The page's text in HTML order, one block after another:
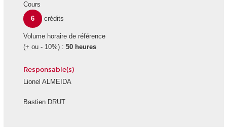
Cours
6
crédits
Volume horaire de référence
(+ ou - 10%) : 50 heures
Responsable(s)
Lionel ALMEIDA
Bastien DRUT